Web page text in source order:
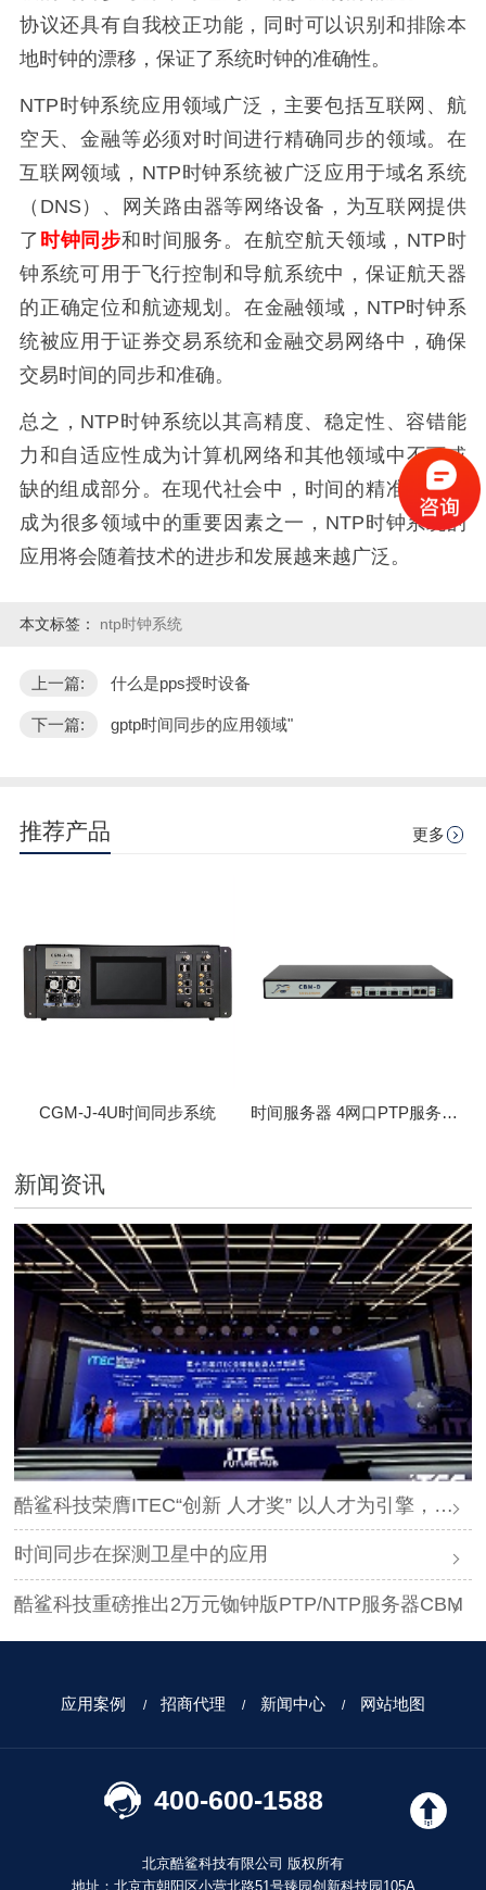
协议还具有自我校正功能，同时可以识别和排除本
地时钟的漂移，保证了系统时钟的准确性。
NTP时钟系统应用领域广泛，主要包括互联网、航
空天、金融等必须对时间进行精确同步的领域。在
互联网领域，NTP时钟系统被广泛应用于域名系统
（DNS）、网关路由器等网络设备，为互联网提供
了 时钟同步和时间服务。在航空航天领域，NTP时
钟系统可用于飞行控制和导航系统中，保证航天器
的正确定位和航迹规划。在金融领域，NTP时钟系
统被应用于证券交易系统和金融交易网络中，确保
交易时间的同步和准确。
总之，NTP时钟系统以其高精度、稳定性、容错能
力和自适应性成为计算机网络和其他领域中不可或
缺的组成部分。在现代社会中，时间的精准度已经
成为很多领域中的重要因素之一，NTP时钟系统的
应用将会随着技术的进步和发展越来越广泛。
本文标签： ntp时钟系统
上一篇: 什么是pps授时设备
下一篇: gptp时间同步的应用领域"
推荐产品 更多
CGM-J-4U时间同步系统 时间服务器 4网口PTP服务器 CBM-D-40
新闻资讯
酷鲨科技荣膺ITEC“创新 人才奖” 以人才为引擎，时空为基石，驱动智能未来
时间同步在探测卫星中的应用
酷鲨科技重磅推出2万元铷钟版PTP/NTP服务器CBM
应用案例 招商代理 新闻中心 网站地图
400-600-1588
北京酷鲨科技有限公司 版权所有
地址：北京市朝阳区小营北路51号臻园创新科技园105A